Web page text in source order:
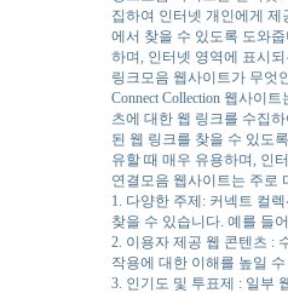
집하여 인터넷 개인에게
에서 찾을 수 있도록 도와
하며, 인터넷 영역에 표시
링크모음 웹사이트가 무엇
Connect Collection 웹사이
츠에 대한 웹 링크를 수집
된 웹 링크를 찾을 수 있도
유할 때 매우 유용하며, 인
연결모음 웹사이트는 주로
1. 다양한 주제: 커넥트 컬
찾을 수 있습니다. 예를 들
2. 이용자 제공 웹 콘텐츠 :
작용에 대한 이해를 높일
3. 인기도 및 투표제 : 일부